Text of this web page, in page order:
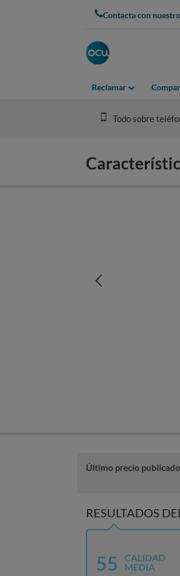
Contacta con
Reclamar
Todo sobre
Último precio publicado
RESULTADOS
55
CALIDAD
MEDIA